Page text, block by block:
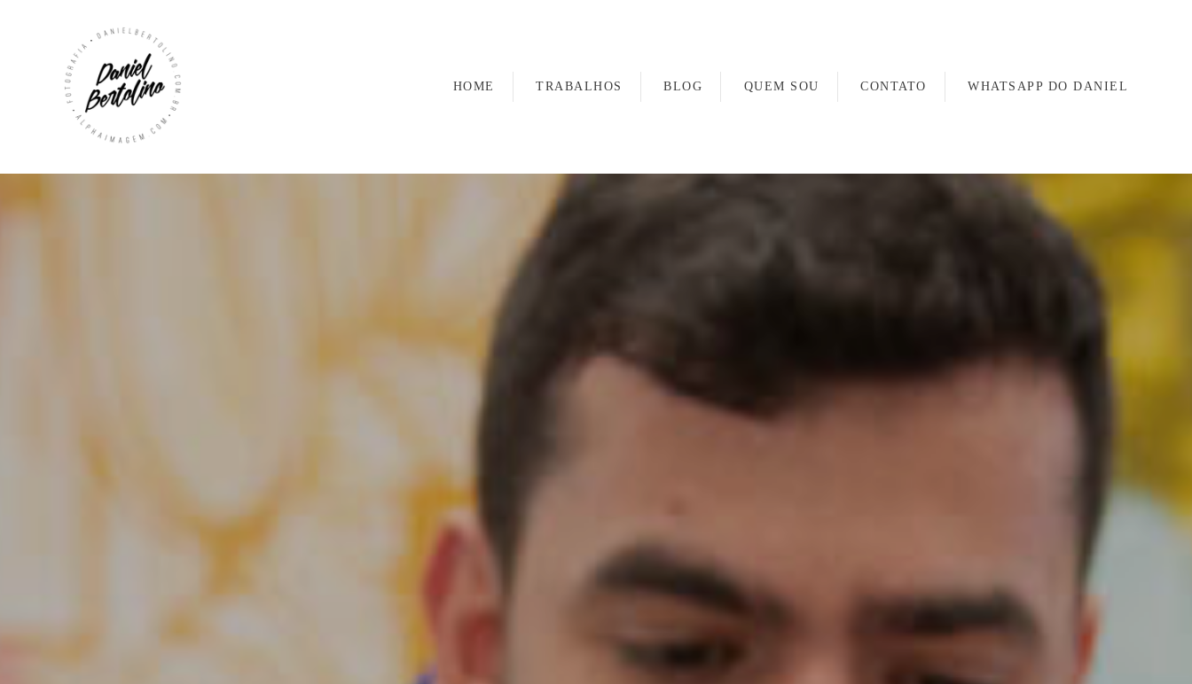
HOME TRABALHOS BLOG QUEM SOU CONTATO WHATSAPP DO DANIEL